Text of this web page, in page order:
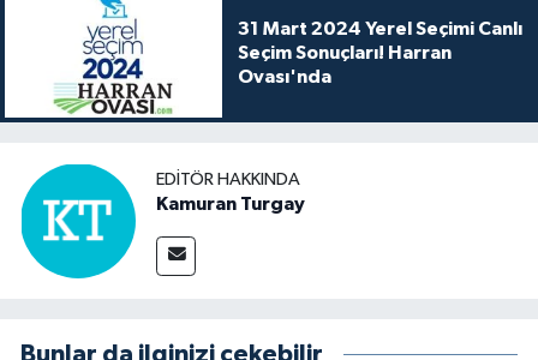
31 Mart 2024 Yerel Seçimi Canlı
Seçim Sonuçları! Harran
Ovası'nda
EDITÖR HAKKINDA
Kamuran Turgay
Bunlar da ilginizi çekebilir